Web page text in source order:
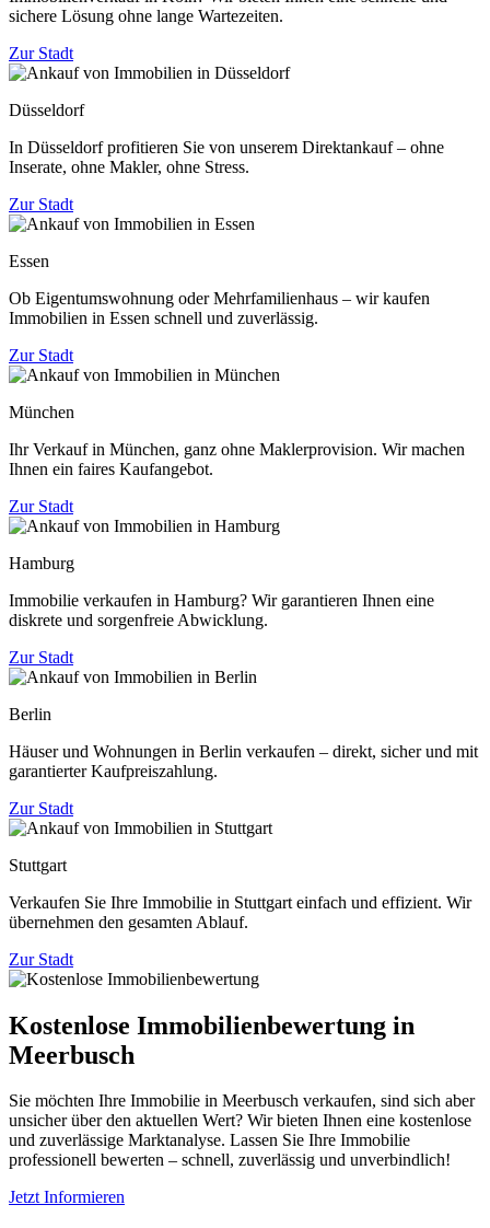
sichere Lösung ohne lange Wartezeiten.
Zur Stadt
Düsseldorf
In Düsseldorf profitieren Sie von unserem Direktankauf – ohne
Inserate, ohne Makler, ohne Stress.
Zur Stadt
Essen
Ob Eigentumswohnung oder Mehrfamilienhaus – wir kaufen
Immobilien in Essen schnell und zuverlässig.
Zur Stadt
München
Ihr Verkauf in München, ganz ohne Maklerprovision. Wir machen
Ihnen ein faires Kaufangebot.
Zur Stadt
Hamburg
Immobilie verkaufen in Hamburg? Wir garantieren Ihnen eine
diskrete und sorgenfreie Abwicklung.
Zur Stadt
Berlin
Häuser und Wohnungen in Berlin verkaufen – direkt, sicher und mit
garantierter Kaufpreiszahlung.
Zur Stadt
Stuttgart
Verkaufen Sie Ihre Immobilie in Stuttgart einfach und effizient. Wir
übernehmen den gesamten Ablauf.
Zur Stadt
Kostenlose Immobilienbewertung in
Meerbusch
Sie möchten Ihre Immobilie in Meerbusch verkaufen, sind sich aber
unsicher über den aktuellen Wert? Wir bieten Ihnen eine kostenlose
und zuverlässige Marktanalyse. Lassen Sie Ihre Immobilie
professionell bewerten – schnell, zuverlässig und unverbindlich!
Jetzt Informieren